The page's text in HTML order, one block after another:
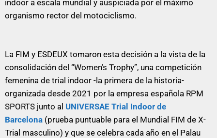
indoor a escala mundial y auspiciada por el máximo
organismo rector del motociclismo.
La FIM y ESDEUX tomaron esta decisión a la vista de la
consolidación del “Women’s Trophy”, una competición
femenina de trial indoor -la primera de la historia-
organizada desde 2021 por la empresa española RPM
SPORTS junto al UNIVERSAE Trial Indoor de
Barcelona (prueba puntuable para el Mundial FIM de X-
Trial masculino) y que se celebra cada año en el Palau